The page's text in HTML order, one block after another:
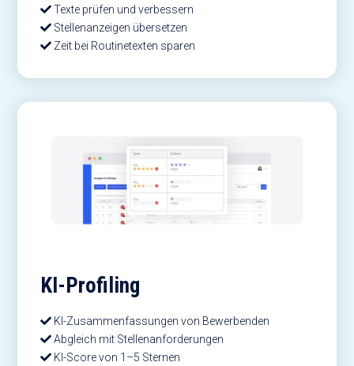
Texte prüfen und verbessern
Stellenanzeigen übersetzen
Zeit bei Routinetexten sparen
KI-Profiling
KI-Zusammenfassungen von Bewerbenden
Abgleich mit Stellenanforderungen
KI-Score von 1–5 Sternen